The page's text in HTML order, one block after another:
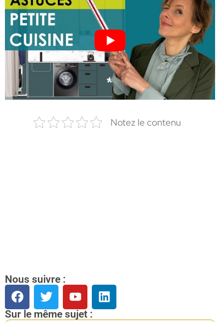
Notez le contenu
Nous suivre :
Sur le même sujet :